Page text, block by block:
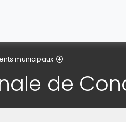
municipaux
de